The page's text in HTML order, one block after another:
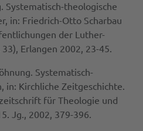
Systematisch-theologische
in: Friedrich-Otto Scharbau
der Luther-
Erlangen 2002, 23-45.
Systematisch-
in: Kirchliche Zeitgeschichte.
für Theologie und
Jg., 2002, 379-396.